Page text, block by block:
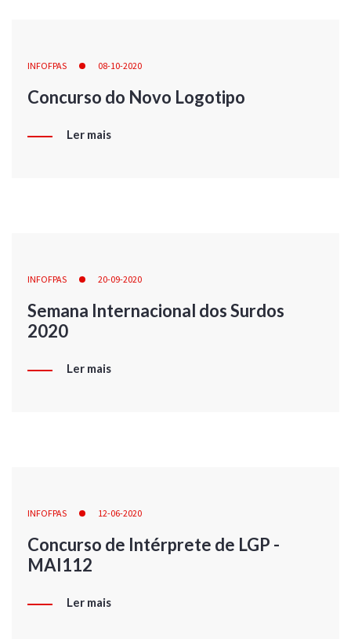
INFOFPAS 08-10-2020
Concurso do Novo Logotipo
Ler mais
INFOFPAS 20-09-2020
Semana Internacional dos Surdos
2020
Ler mais
INFOFPAS 12-06-2020
Concurso de Intérprete de LGP -
MAI112
Ler mais